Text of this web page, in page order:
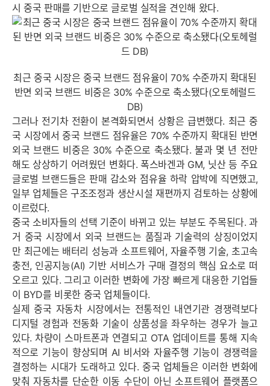
시 중국 판매를 기반으로 글로벌 실적을 견인해 왔다.
최근 중국 시장은 중국 브랜드 점유율이 70% 수준까지 확대된
반면 외국 브랜드 비중은 30% 수준으로 축소됐다(오토헤럴드
DB)
그러나 전기차 전환이 본격화되면서 상황은 급변했다. 최근 중
국 시장에서 중국 브랜드 점유율은 70% 수준까지 확대된 반면
외국 브랜드 비중은 30% 수준으로 축소됐다. 불과 몇 년 전만
해도 상상하기 어려웠던 변화다. 폭스바겐과 GM, 닛산 등 주요
글로벌 브랜드들은 판매 감소와 점유율 하락 압박에 직면했고,
일부 업체들은 구조조정과 생산시설 재편까지 검토하는 상황에
이르렀다.
중국 소비자들의 선택 기준이 바뀌고 있는 부분도 주목된다. 과
거 중국 시장에서 외국 브랜드는 품질과 기술력의 상징이었지
만 최근에는 배터리 성능과 소프트웨어, 자율주행 기술, 초고속
충전, 인공지능(AI) 기반 서비스가 구매 결정의 핵심 요소로 떠
오르고 있다. 그리고 이러한 변화에 가장 빠르게 대응한 기업들
이 BYD를 비롯한 중국 업체들이다.
실제 중국 자동차 시장에서는 전통적인 내연기관 경쟁력보다
디지털 경험과 전동화 기술이 상품성을 좌우하는 경우가 늘고
있다. 차량이 스마트폰과 연결되고 OTA 업데이트를 통해 지속
적으로 기능이 향상되며 AI 비서와 자율주행 기능이 경쟁력을
결정하는 시대가 도래하고 있다. 중국 업체들은 이러한 변화에
맞춰 자동차를 단순한 이동 수단이 아닌 소프트웨어 플랫폼으